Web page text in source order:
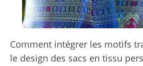
Comment intégrer les motifs
le design des sacs en tissu